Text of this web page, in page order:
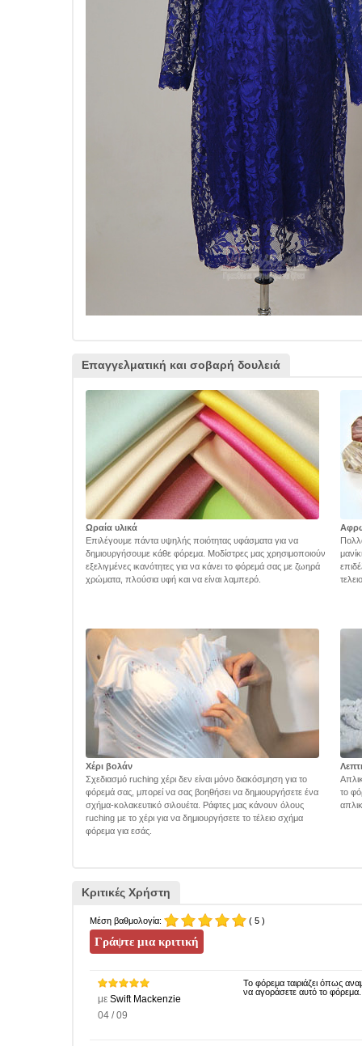
Επαγγελματική και σοβαρή δουλειά
Ωραία υλικά
Επιλέγουμε πάντα υψηλής ποιότητας υφάσματα για να
δημιουργήσουμε κάθε φόρεμα. Μοδίστρες μας χρησιμοποιούν
εξελιγμένες ικανότητες για να κάνει το φόρεμά σας με ζωηρά
χρώματα, πλούσια υφή και να είναι λαμπερό.
Χέρι βολάν
Σχεδιασμό ruching χέρι δεν είναι μόνο διακόσμηση για το
φόρεμά σας, μπορεί να σας βοηθήσει να δημιουργήσετε ένα
σχήμα-κολακευτικό σιλουέτα. Ράφτες μας κάνουν όλους
ruching με το χέρι για να δημιουργήσετε το τέλειο σχήμα
φόρεμα για εσάς.
το
Κριτικές Χρήστη
Μέση βαθμολογία: ( 5 )
με Swift Mackenzie
04 / 09
Το φόρεμα ταιριάζει όπως
να αγοράσετε αυτό το